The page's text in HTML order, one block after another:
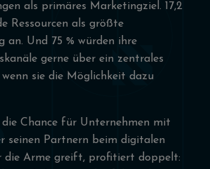
als primäres Marketingziel. 17,2
Ressourcen als größte
an. Und 75 % würden ihre
gerne über ein zentrales
sie die Möglichkeit dazu
Chance für Unternehmen mit
seinen Partnern beim digitalen
die Arme greift, profitiert doppelt: